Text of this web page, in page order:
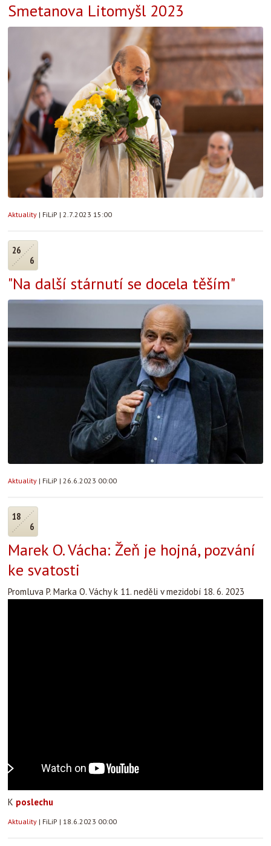
Smetanova Litomyšl 2023
Aktuality | FiLiP | 2.7.2023 15:00
26
6
"Na další stárnutí se docela těším"
Aktuality | FiLiP | 26.6.2023 00:00
18
6
Marek O. Vácha: Žeň je hojná, pozvání
ke svatosti
Promluva P. Marka O. Váchy k 11. neděli v mezidobí 18. 6. 2023
K poslechu
Aktuality | FiLiP | 18.6.2023 00:00